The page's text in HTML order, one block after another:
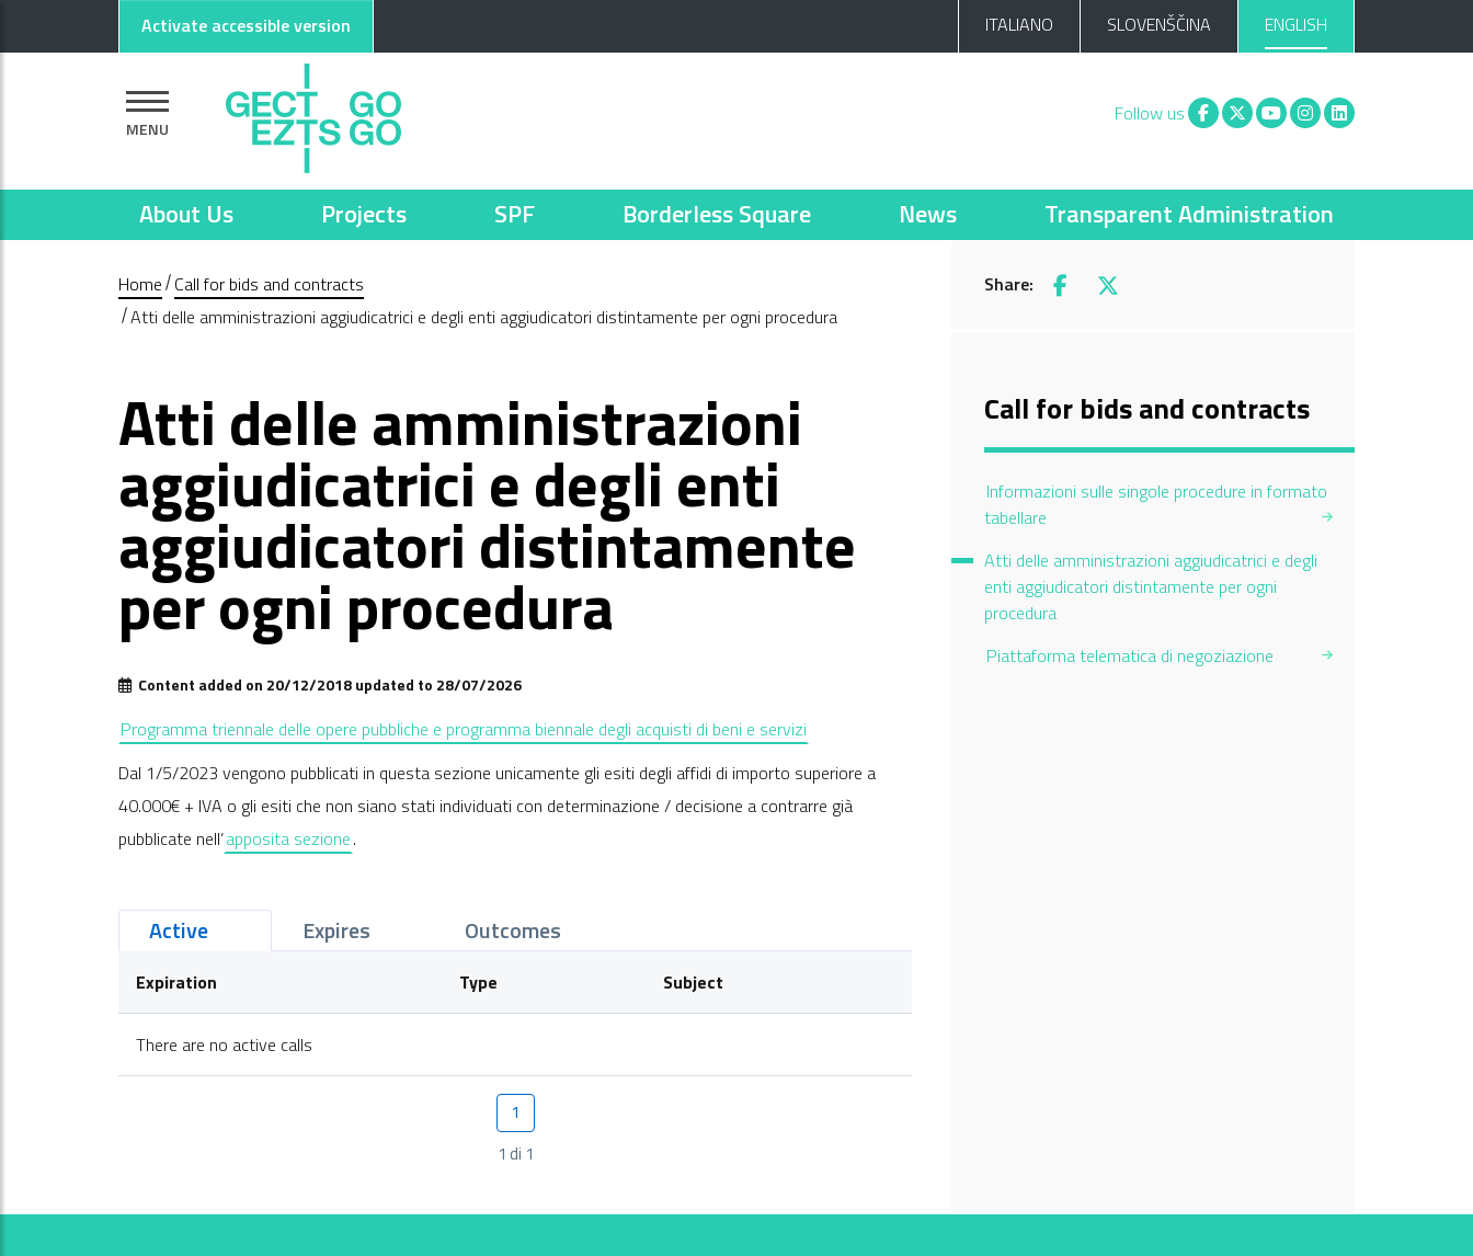
Activate accessible version ITALIANO SLOVENŠČINA ENGLISH
MENU
Follow us Facebook
X You tubeInstagram
Linkedin
About Us Projects SPF Borderless Square News Transparent Administration
Home Call for bids and contracts
Atti delle amministrazioni aggiudicatrici e degli enti aggiudicatori distintamente per ogni procedura
Share: Facebook
X
Atti delle amministrazioni
aggiudicatrici e degli enti
aggiudicatori distintamente
per ogni procedura
Content added on 20/12/2018 updated to 28/07/2026
Programma triennale delle opere pubbliche e programma biennale degli acquisti di beni e servizi
Dal 1/5/2023 vengono pubblicati in questa sezione unicamente gli esiti degli affidi di importo superiore a
40.000€ + IVA o gli esiti che non siano stati individuati con determinazione / decisione a contrarre già
pubblicate nell’apposita sezione.
Active Expires Outcomes
Expiration Type Subject
There are no active calls
1
Pagina
1 di 1
Call for bids and contracts
Informazioni sulle singole procedure in formato
tabellare
Atti delle amministrazioni aggiudicatrici e degli
enti aggiudicatori distintamente per ogni
procedura
Piattaforma telematica di negoziazione